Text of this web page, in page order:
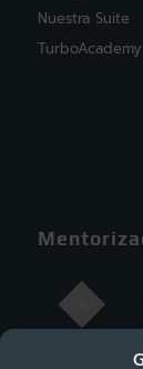
Nuestra Suite
TurboAcademy